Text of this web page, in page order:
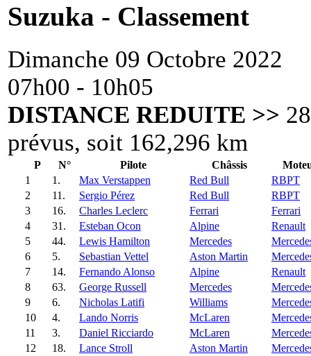
Suzuka - Classement
Dimanche 09 Octobre 2022
07h00 - 10h05
DISTANCE REDUITE >>
prévus, soit 162,296 km
P N° Pilote Châssis
1
1. Max Verstappen Red Bull
RBPT
2
11. Sergio Pérez Red Bull
RBPT
3
16. Charles Leclerc Ferrari
Ferrari
4
31. Esteban Ocon Alpine
Renault
5
44. Lewis Hamilton Mercedes
6
5. Sebastian Vettel Aston Martin
7
14. Fernando Alonso Alpine
Renault
8
63. George Russell Mercedes
9
6. Nicholas Latifi Williams
10
4. Lando Norris McLaren
11
3. Daniel Ricciardo McLaren
12
18. Lance Stroll Aston Martin